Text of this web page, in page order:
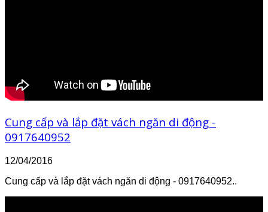
Cung cấp và lắp đặt vách ngăn di động -
0917640952
12/04/2016
Cung cấp và lắp đặt vách ngăn di động - 0917640952..